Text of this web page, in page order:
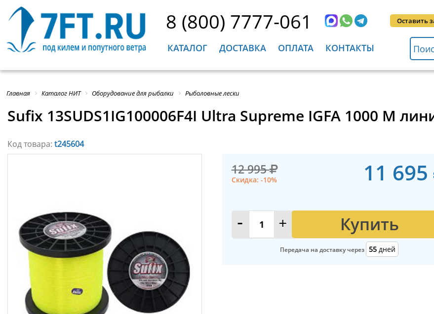
8 (800) 7777-061 Оставить
КАТАЛОГ ДОСТАВКА ОПЛАТА КОНТАКТЫ
Главная Каталог НИТ Оборудование для рыбалки Рыболовные лески
Sufix 13SUDS1IG100006F4I Ultra Supreme IGFA 1000 M
Код товара: t245604
12 995
Скидка: -10% 11 695
- + Купить
Передача на доставку через 55 дней